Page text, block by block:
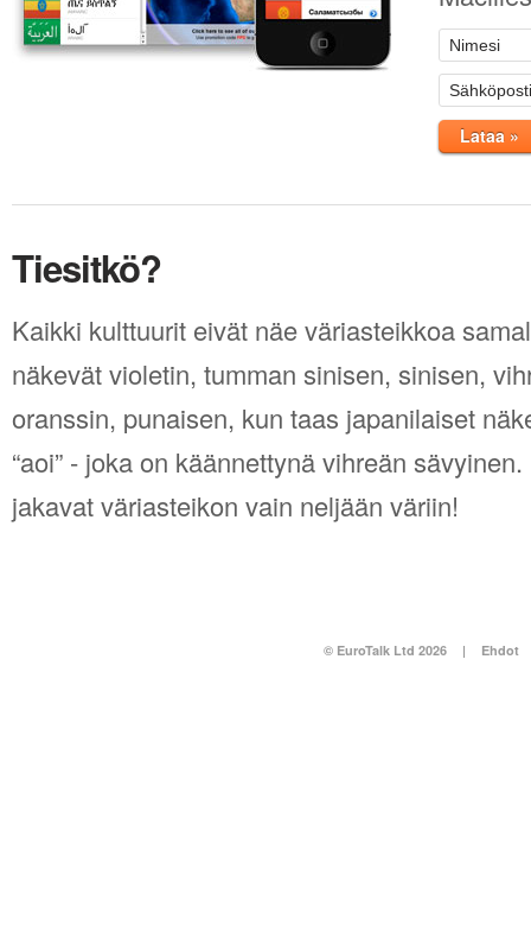
Lataa »
Tiesitkö?
Kaikki kulttuurit eivät näe väriasteikkoa
näkevät violetin, tumman sinisen, sinisen,
oranssin, punaisen, kun taas japanilaiset
“aoi” - joka on käännettynä vihreän
jakavat väriasteikon vain neljään väriin!
© EuroTalk Ltd 2026 | Ehdot